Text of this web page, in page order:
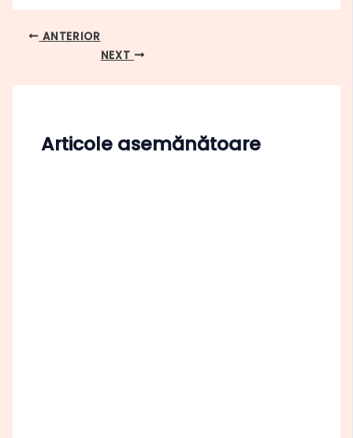
ANTERIOR
NEXT
Articole asemănătoare